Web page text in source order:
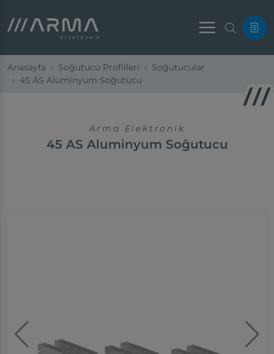
Menu
Anasayfa Soğutucu Profilleri
Soğutucular
45 AS Aluminyum Soğutucu
Arma Elektronik
45 AS Aluminyum Soğutucu